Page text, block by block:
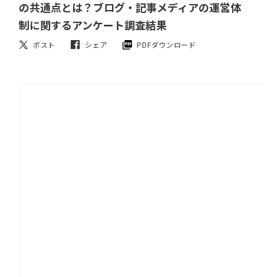
の共通点とは？ブログ・記事メディアの運営体
制に関するアンケート調査結果
ポスト シェア PDFダウンロード